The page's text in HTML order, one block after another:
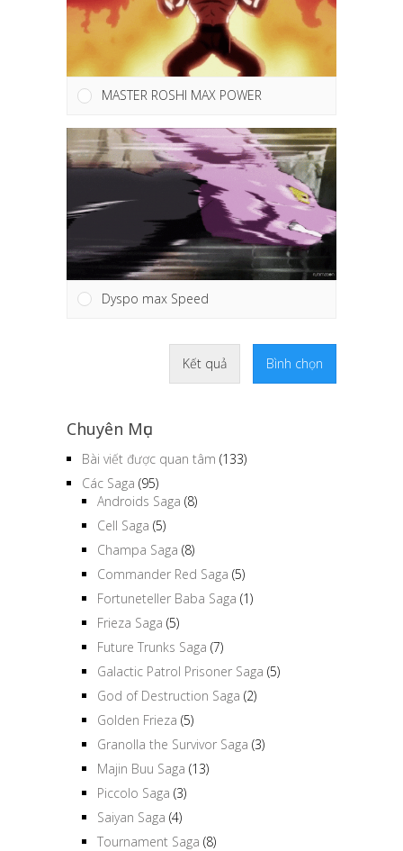
MASTER ROSHI MAX POWER
Dyspo max Speed
Kết quả Bình chọn
Chuyên Mục
Bài viết được quan tâm (133)
Các Saga (95)
Androids Saga (8)
Cell Saga (5)
Champa Saga (8)
Commander Red Saga (5)
Fortuneteller Baba Saga (1)
Frieza Saga (5)
Future Trunks Saga (7)
Galactic Patrol Prisoner Saga (5)
God of Destruction Saga (2)
Golden Frieza (5)
Granolla the Survivor Saga (3)
Majin Buu Saga (13)
Piccolo Saga (3)
Saiyan Saga (4)
Tournament Saga (8)